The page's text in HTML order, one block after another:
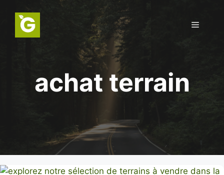
contenu
Menu
achat terrain